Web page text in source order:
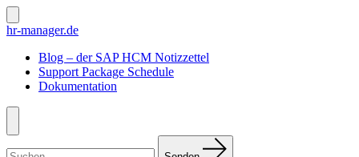
Zum
Inhalt
Suche
ein-/ausblenden
hr-manager.de
Blog – der SAP HCM Notizzettel
Support Package Schedule
Dokumentation
Menü